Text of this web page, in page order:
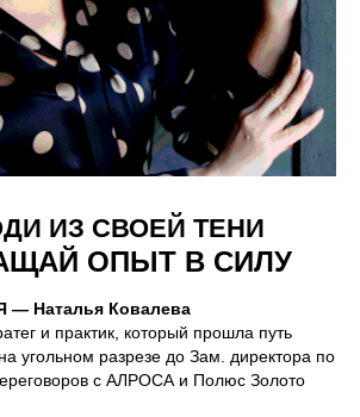
ИЗ СВОЕЙ ТЕНИ
ОПЫТ В СИЛУ
— Наталья Ковалева
и практик, который прошла путь
угольном разрезе до Зам. директора по
с АЛРОСА и Полюс Золото